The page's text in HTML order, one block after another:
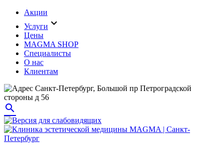
Акции
Услуги expand_more
Цены
MAGMA SHOP
Специалисты
О нас
Клиентам
Санкт-Петербург, Большой пр Петроградской
стороны д 56
search